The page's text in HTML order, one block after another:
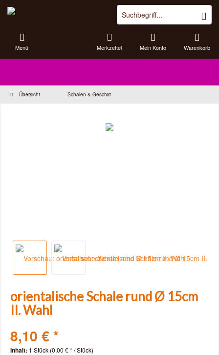
Menü Warenkorb
Merkzettel Mein Konto
Übersicht Schalen & Geschirr
orientalische Schale rund Ø 15cm
II. Wahl
8,10 € *
Inhalt: 1 Stück (0,00 € * / Stück)